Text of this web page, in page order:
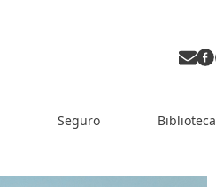
Seguro Biblioteca